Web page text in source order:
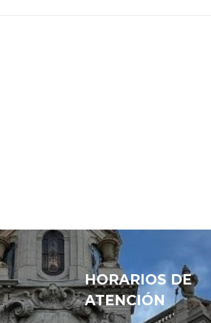
HORARIOS DE
ATENCIÓN